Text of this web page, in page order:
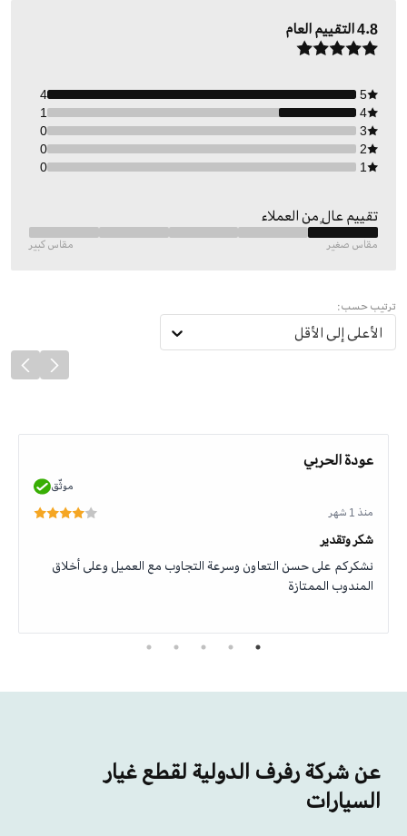
4.8التقييم العام
5
4
4
1
3
0
2
0
1
0
تقييم عالٍ من العملاء
مقاس صغير مقاس كبير
ترتيب حسب:
الأعلى إلى الأقل
عودة الحربي
موثّق
منذ 1 شهر
شكر وتقدير
نشكركم على حسن التعاون وسرعة التجاوب مع العميل وعلى أخلاق
المندوب الممتازة
عن شركة رفرف الدولية لقطع غيار
السيارات